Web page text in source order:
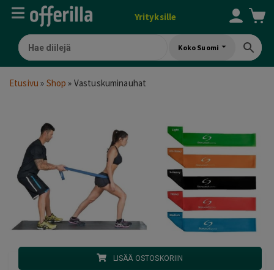
Yrityksille
Koko Suomi
Etusivu » Shop » Vastuskuminauhat
LISÄÄ OSTOSKORIIN